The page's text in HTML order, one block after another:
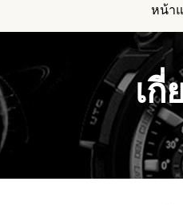
หน้า
เกี่